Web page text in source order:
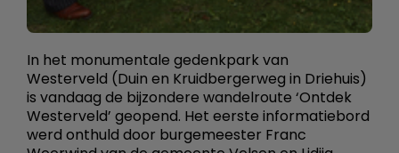
In het monumentale gedenkpark van
Westerveld (Duin en Kruidbergerweg in Driehuis)
is vandaag de bijzondere wandelroute ‘Ontdek
Westerveld’ geopend. Het eerste informatiebord
werd onthuld door burgemeester Franc